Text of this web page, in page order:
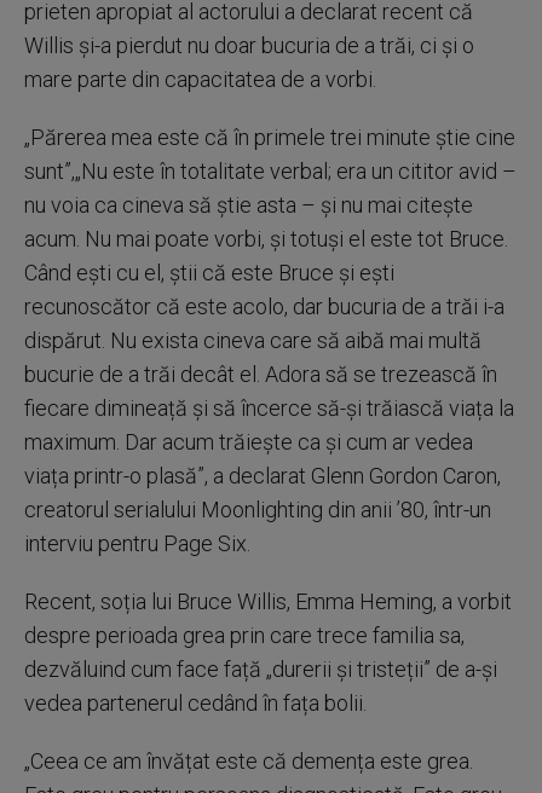
prieten apropiat al actorului a declarat recent că
Willis și-a pierdut nu doar bucuria de a trăi, ci și o
mare parte din capacitatea de a vorbi.
„Părerea mea este că în primele trei minute știe cine
sunt”,„Nu este în totalitate verbal; era un cititor avid –
nu voia ca cineva să știe asta – și nu mai citește
acum. Nu mai poate vorbi, și totuși el este tot Bruce.
Când ești cu el, știi că este Bruce și ești
recunoscător că este acolo, dar bucuria de a trăi i-a
dispărut. Nu exista cineva care să aibă mai multă
bucurie de a trăi decât el. Adora să se trezească în
fiecare dimineață și să încerce să-și trăiască viața la
maximum. Dar acum trăiește ca și cum ar vedea
viața printr-o plasă”, a declarat Glenn Gordon Caron,
creatorul serialului Moonlighting din anii ’80, într-un
interviu pentru Page Six.
Recent, soția lui Bruce Willis, Emma Heming, a vorbit
despre perioada grea prin care trece familia sa,
dezvăluind cum face față „durerii și tristeții” de a-și
vedea partenerul cedând în fața bolii.
„Ceea ce am învățat este că demența este grea.